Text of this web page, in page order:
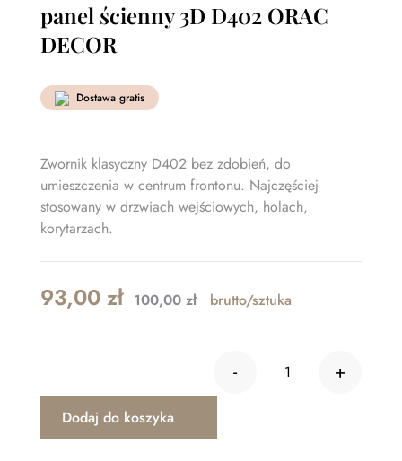
panel ścienny 3D D402 ORAC
DECOR
Dostawa gratis
Zwornik klasyczny D402 bez zdobień, do
umieszczenia w centrum frontonu. Najczęściej
stosowany w drzwiach wejściowych, holach,
korytarzach.
100,00zł
Original
100,00 zł.
93,00 zł
Current
93,00 zł.
brutto/sztuka
ilość Element
- +
Dodaj do koszyka